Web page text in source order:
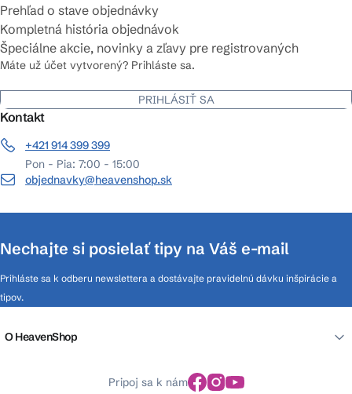
Prehľad o stave objednávky
Kompletná história objednávok
Špeciálne akcie, novinky a zľavy pre registrovaných
Máte už účet vytvorený? Prihláste sa.
PRIHLÁSIŤ SA
Kontakt
+421 914 399 399
Pon - Pia: 7:00 - 15:00
objednavky@heavenshop.sk
Nechajte si posielať tipy na Váš e-mail
Prihláste sa k odberu newslettera a dostávajte pravidelnú dávku inšpirácie a
tipov.
O HeavenShop
Pripoj sa k nám